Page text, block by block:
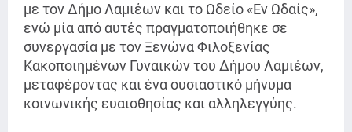
με τον Δήμο Λαμιέων και το Ωδείο «Εν Ωδαίς»,
ενώ μία από αυτές πραγματοποιήθηκε σε
συνεργασία με τον Ξενώνα Φιλοξενίας
Κακοποιημένων Γυναικών του Δήμου Λαμιέων,
μεταφέροντας και ένα ουσιαστικό μήνυμα
κοινωνικής ευαισθησίας και αλληλεγγύης.